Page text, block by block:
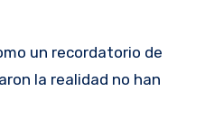
un recordatorio de
la realidad no han